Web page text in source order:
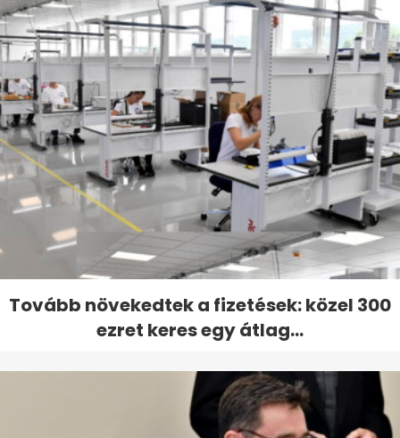
Tovább növekedtek a fizetések: közel 300
ezret keres egy átlag...